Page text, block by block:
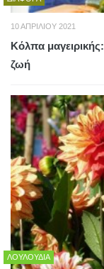
10 ΑΠΡΙΛΊΟΥ 2021
Κόλπα
ζωή
ΛΟΥΛΟΎΔΙΑ